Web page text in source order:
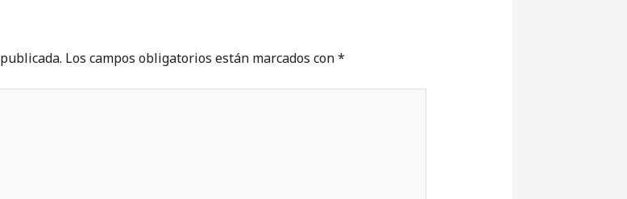
Los campos obligatorios están marcados con*